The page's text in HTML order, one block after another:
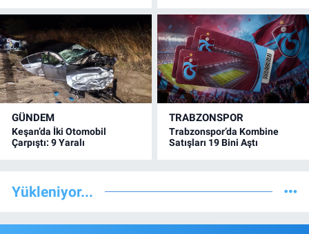
GÜNDEM
Keşan’da İki Otomobil
Çarpıştı: 9 Yaralı
TRABZONSPOR
Trabzonspor’da Kombine
Satışları 19 Bini Aştı
Yükleniyor...